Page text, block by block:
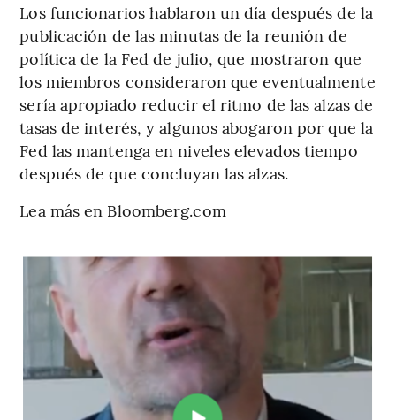
Los funcionarios hablaron un día después de la
publicación de las minutas de la reunión de
política de la Fed de julio, que mostraron que
los miembros consideraron que eventualmente
sería apropiado reducir el ritmo de las alzas de
tasas de interés, y algunos abogaron por que la
Fed las mantenga en niveles elevados tiempo
después de que concluyan las alzas.
Lea más en Bloomberg.com